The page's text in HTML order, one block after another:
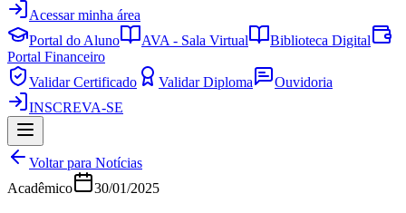
Acessar minha área
Portal do Aluno
AVA - Sala Virtual
Biblioteca Digital
Portal Financeiro
Validar Certificado
Validar Diploma
Ouvidoria
INSCREVA-SE
Voltar para Notícias
Acadêmico
30/01/2025